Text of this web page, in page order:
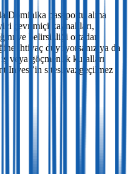
Dominika pasaportu alma
çevrimiçi kaynakları,
ve belirsizliği ortadan
ihtiyaç duyuyorsanız ya da
iş veya göçmenlik kuralları
Invest’in sitesi vazgeçilmez